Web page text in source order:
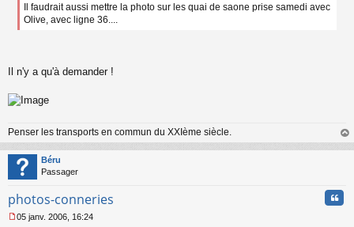
g
n
u
Il faudrait aussi mettre la photo sur les quai de saone prise samedi avec
Olive, avec ligne 36....
Il n'y a qu'à demander !
Penser les transports en commun du XXIème siècle.
au
Béru
Passager
photos-conneries
05 janv. 2006, 16:24